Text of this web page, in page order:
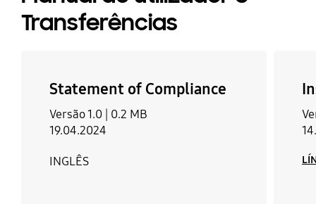
Transferências
Statement of Compliance
Versão 1.0 | 0.2 MB
19.04.2024
INGLÊS